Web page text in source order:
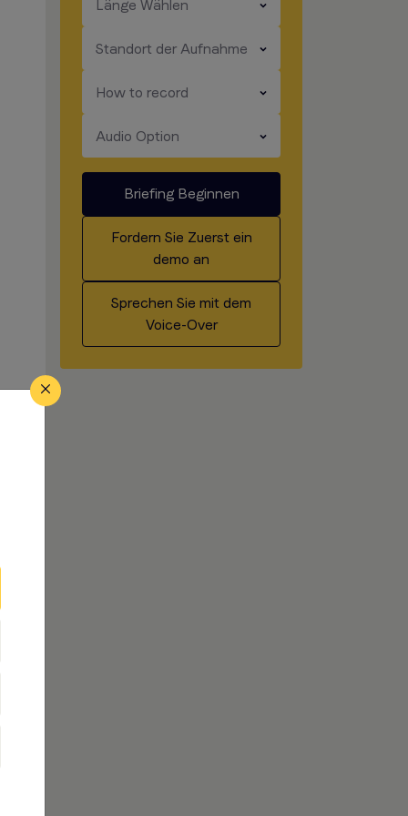
Länge Wählen
​​​
Standort der Aufnahme
​​​
How to record
​​​
Audio Option
​​​
Briefing Beginnen
Fordern Sie Zuerst ein
demo an
Sprechen Sie mit dem
Voice-Over